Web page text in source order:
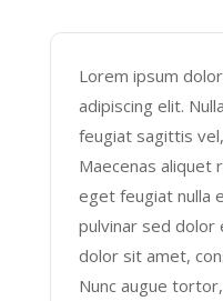
Lorem ipsum
adipiscing elit.
feugiat sagittis
Maecenas aliquet
eget feugiat nulla
pulvinar sed dolor
dolor sit amet,
Nunc augue